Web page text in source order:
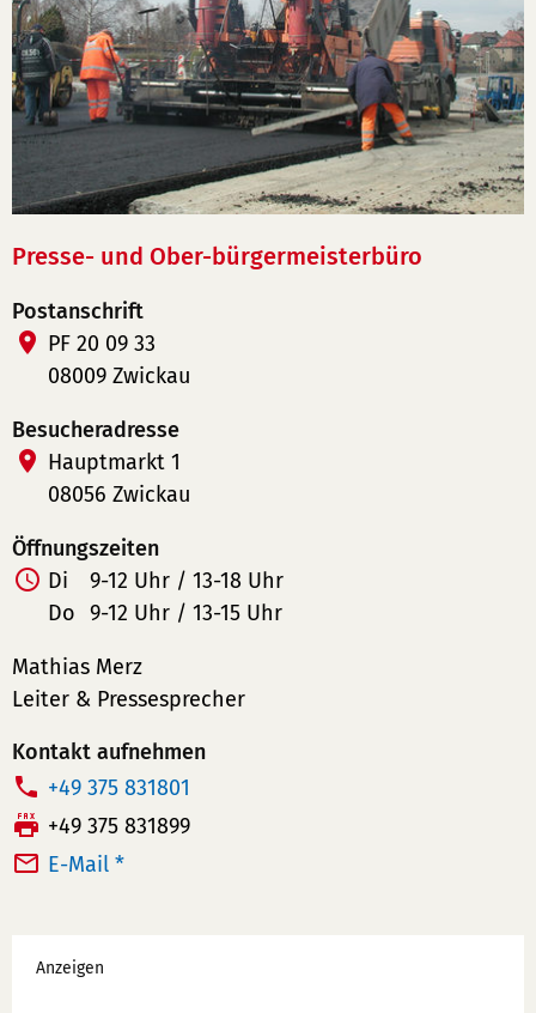
Presse- und Ober-bürgermeisterbüro
Postanschrift
PF 20 09 33
08009 Zwickau
Besucheradresse
Hauptmarkt 1
08056 Zwickau
Öffnungszeiten
Di
9-12 Uhr / 13-18 Uhr
Do 9-12 Uhr / 13-15 Uhr
Mathias Merz
Leiter & Pressesprecher
Kontakt aufnehmen
T
e
l
n
+49 375 831801
F
a
+49 375 831899
E-Mail *
Werbung
Anzeigen